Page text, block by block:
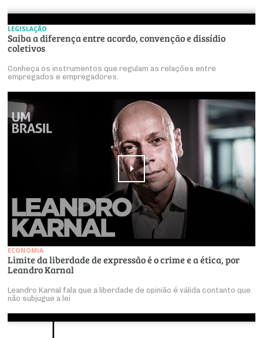
LEGISLAÇÃO
Saiba a diferença entre acordo, convenção e dissídio
coletivos
Conheça os instrumentos que regulam as relações entre
empregados e empregadores.
ECONOMIA
Limite da liberdade de expressão é o crime e a ética, por
Leandro Karnal
Leandro Karnal fala que a liberdade de opinião é válida contanto que
não subjugue a lei